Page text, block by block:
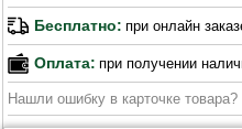
Бесплатно: при онлайн
Оплата: при получении
Нашли ошибку в карточке товара?